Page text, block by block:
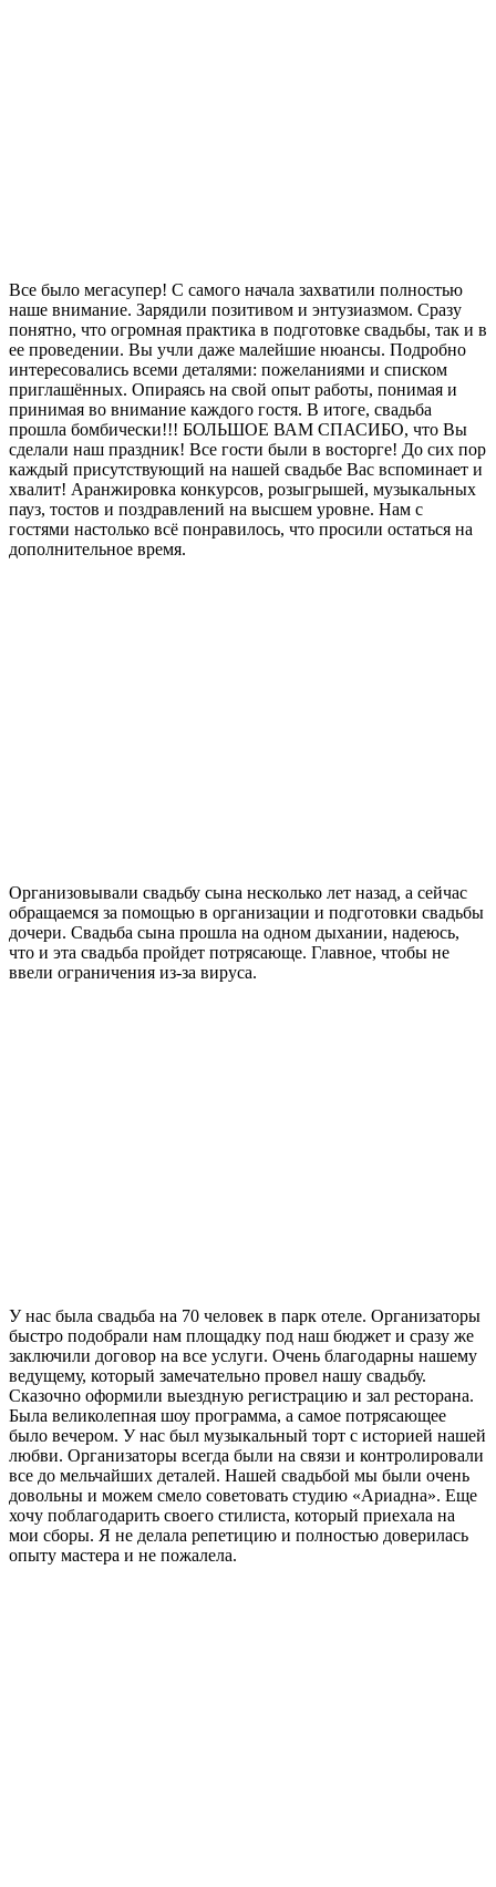
Все было мегасупер! С самого начала захватили полностью
наше внимание. Зарядили позитивом и энтузиазмом. Сразу
понятно, что огромная практика в подготовке свадьбы, так и в
ее проведении. Вы учли даже малейшие нюансы. Подробно
интересовались всеми деталями: пожеланиями и списком
приглашённых. Опираясь на свой опыт работы, понимая и
принимая во внимание каждого гостя. В итоге, свадьба
прошла бомбически!!! БОЛЬШОЕ ВАМ СПАСИБО, что Вы
сделали наш праздник! Все гости были в восторге! До сих пор
каждый присутствующий на нашей свадьбе Вас вспоминает и
хвалит! Аранжировка конкурсов, розыгрышей, музыкальных
пауз, тостов и поздравлений на высшем уровне. Нам с
гостями настолько всё понравилось, что просили остаться на
дополнительное время.
Организовывали свадьбу сына несколько лет назад, а сейчас
обращаемся за помощью в организации и подготовки свадьбы
дочери. Свадьба сына прошла на одном дыхании, надеюсь,
что и эта свадьба пройдет потрясающе. Главное, чтобы не
ввели ограничения из-за вируса.
У нас была свадьба на 70 человек в парк отеле. Организаторы
быстро подобрали нам площадку под наш бюджет и сразу же
заключили договор на все услуги. Очень благодарны нашему
ведущему, который замечательно провел нашу свадьбу.
Сказочно оформили выездную регистрацию и зал ресторана.
Была великолепная шоу программа, а самое потрясающее
было вечером. У нас был музыкальный торт с историей нашей
любви. Организаторы всегда были на связи и контролировали
все до мельчайших деталей. Нашей свадьбой мы были очень
довольны и можем смело советовать студию «Ариадна». Еще
хочу поблагодарить своего стилиста, который приехала на
мои сборы. Я не делала репетицию и полностью доверилась
опыту мастера и не пожалела.